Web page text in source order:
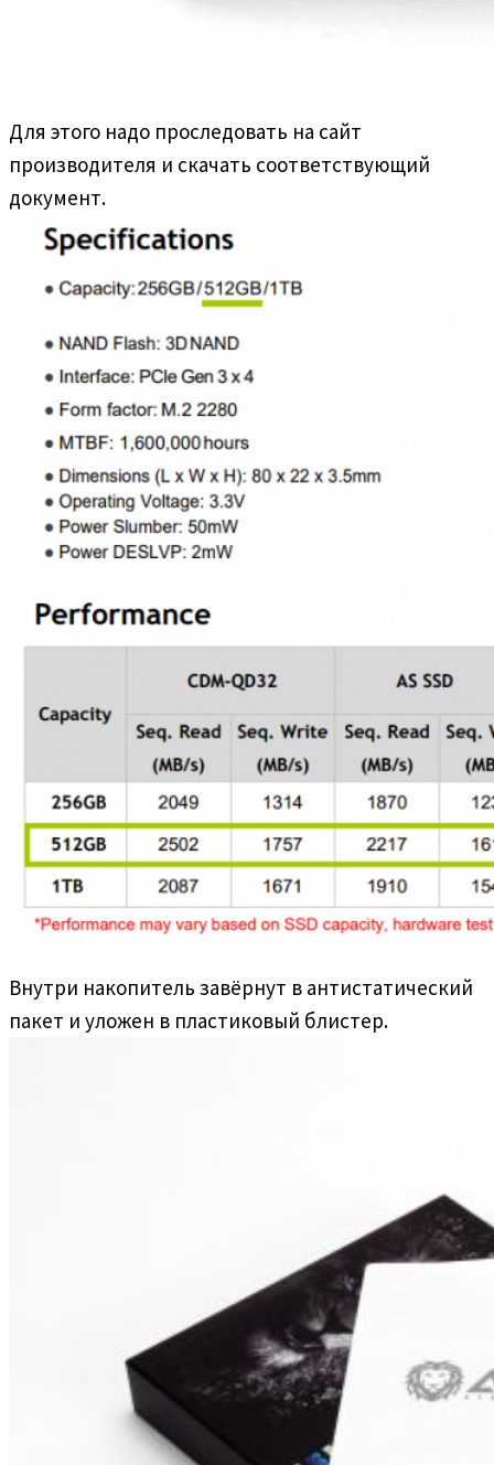
Для этого надо проследовать на сайт
производителя и скачать соответствующий
документ.
Внутри накопитель завёрнут в антистатический
пакет и уложен в пластиковый блистер.